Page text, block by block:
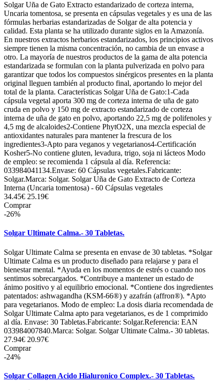
Solgar Uña de Gato Extracto estandarizado de corteza interna,
Uncaria tomentosa, se presenta en cápsulas vegetales y es una de las
fórmulas herbarias estandarizadas de Solgar de alta potencia y
calidad. Esta planta se ha utilizado durante siglos en la Amazonía.
En nuestros extractos herbarios estandarizados, los principios activos
siempre tienen la misma concentración, no cambia de un envase a
otro. La mayoría de nuestros productos de la gama de alta potencia
estandarizada se formulan con la planta pulverizada en polvo para
garantizar que todos los compuestos sinérgicos presentes en la planta
original lleguen también al producto final, aportando lo mejor del
total de la planta. Características Solgar Uña de Gato:1-Cada
cápsula vegetal aporta 300 mg de corteza interna de uña de gato
cruda en polvo y 150 mg de extracto estandarizado de corteza
interna de uña de gato en polvo, aportando 22,5 mg de polifenoles y
4,5 mg de alcaloides2-Contiene PhytO2X, una mezcla especial de
antioxidantes naturales para mantener la frescura de los
ingredientes3-Apto para veganos y vegetarianos4-Certificación
Kosher5-No contiene gluten, levadura, trigo, soja ni lácteos Modo
de empleo: se recomienda 1 cápsula al día. Referencia:
033984041134.Envase: 60 Cápsulas vegetales.Fabricante:
Solgar.Marca: Solgar. Solgar Uña de Gato Extracto de Corteza
Interna (Uncaria tomentosa) - 60 Cápsulas vegetales
34.45€ 25.19€
Comprar
-26%
Solgar Ultimate Calma.- 30 Tabletas.
Solgar Ultimate Calma se presenta en envase de 30 tabletas. *Solgar
Ultimate Calma es un producto diseñado para relajarse y para el
bienestar mental. *Ayuda en los momentos de estrés o cuando nos
sentimos sobrecargados. *Contribuye a mantener un estado de
ánimo positivo y al equilibrio emocional. *Contiene dos ingredientes
patentados: ashwagandha (KSM-66®) y azafrán (affron®). *Apto
para vegetarianos. Modo de empleo: La dosis diaria recomendada de
Solgar Ultimate Calma apto para vegetarianos, es de 1 comprimido
al día. Envase: 30 Tabletas.Fabricante: Solgar.Referencia: EAN
033984007840.Marca: Solgar. Solgar Ultimate Calma.- 30 tabletas.
27.94€ 20.97€
Comprar
-24%
Solgar Collagen Acido Hialuronico Complex.- 30 Tabletas.